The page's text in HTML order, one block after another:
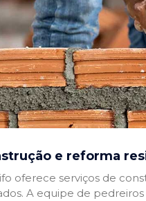
e reforma
oferece serviços de
A equipe de